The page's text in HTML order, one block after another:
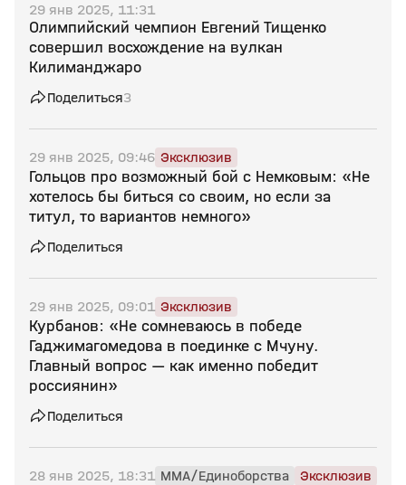
29 янв 2025, 11:31
Олимпийский чемпион Евгений Тищенко
совершил восхождение на вулкан
Килиманджаро
Поделиться3
29 янв 2025, 09:46 Эксклюзив
Гольцов про возможный бой с Немковым: «Не
хотелось бы биться со своим, но если за
титул, то вариантов немного»
Поделиться
29 янв 2025, 09:01 Эксклюзив
Курбанов: «Не сомневаюсь в победе
Гаджимагомедова в поединке с Мчуну.
Главный вопрос — как именно победит
россиянин»
Поделиться
28 янв 2025, 18:31 MMA/Единоборства Эксклюзив